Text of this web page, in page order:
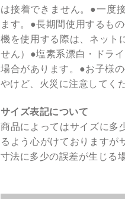
は接着できません。●一度
ます。●長期間使用するも
機を使用する際は、ネット
せん）●塩素系漂白・ドラ
場合があります。●お子様
やけど、火災に注意してく
サイズ表記について
商品によってはサイズに多
るよう心がけておりますが
寸法に多少の誤差が生じる